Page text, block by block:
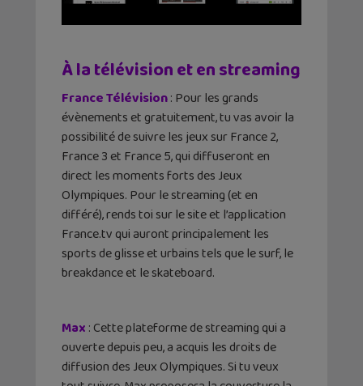
À la télévision et en streaming
France Télévision: Pour les grands
évènements et gratuitement, tu vas avoir la
possibilité de suivre les jeux sur France 2,
France 3 et France 5, qui diffuseront en
direct les moments forts des Jeux
Olympiques. Pour le streaming (et en
différé), rends toi sur le site et l’application
France.tv qui auront principalement les
sports de glisse et urbains tels que le surf, le
breakdance et le skateboard.
Max : Cette plateforme de streaming qui a
ouverte depuis peu, a acquis les droits de
diffusion des Jeux Olympiques. Si tu veux